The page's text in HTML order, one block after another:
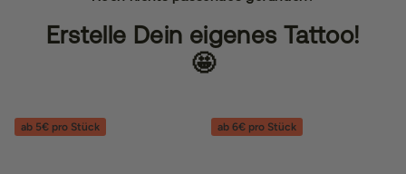
Erstelle Dein eigenes Tattoo!
🤩
ab 5€ pro Stück ab 6€ pro Stück